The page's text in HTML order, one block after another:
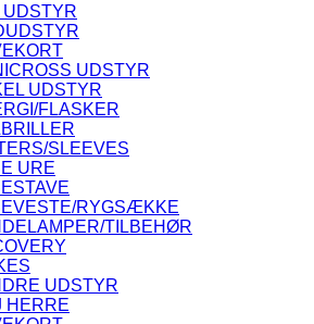
UDSTYR
UDSTYR
UDSTYR
FLASKER
SLEEVES
URE
RYGSÆKKE
TILBEHØR
UDSTYR
HERRE